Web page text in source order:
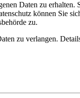
Daten zu erhalten.
können Sie
zu.
zu verlangen.